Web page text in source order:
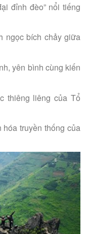
đỉnh đèo” nổi tiếng
ngọc bích chảy giữa
yên bình cùng kiến
thiêng liêng của Tổ
truyền thống của